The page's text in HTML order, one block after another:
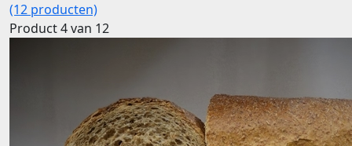
(12 producten)
Product 4 van 12